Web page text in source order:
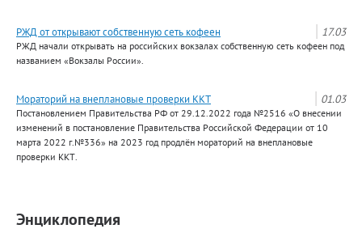
17.03
РЖД от открывают собственную сеть кофеен
РЖД начали открывать на российских вокзалах собственную сеть кофеен под
названием «Вокзалы России».
01.03
Мораторий на внеплановые проверки ККТ
Постановлением Правительства РФ от 29.12.2022 года №2516 «О внесении
изменений в постановление Правительства Российской Федерации от 10
марта 2022 г.№336» на 2023 год продлён мораторий на внеплановые
проверки ККТ.
Энциклопедия